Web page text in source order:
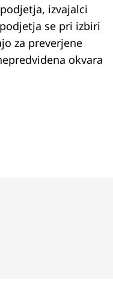
izvajalci
se pri izbiri
za preverjene
okvara